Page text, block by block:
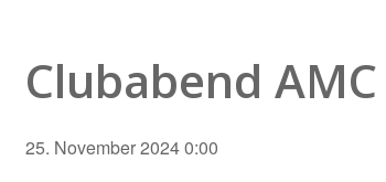
Clubabend
25. November 2024 0:00